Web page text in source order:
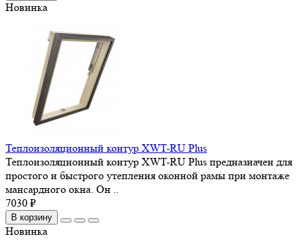
Новинка
Теплоизоляционный контур XWT-RU Plus
Теплоизоляционный контур XWT-RU Plus предназначен для
простого и быстрого утепления оконной рамы при монтаже
мансардного окна. Он ..
7030 ₽
В корзину
Новинка